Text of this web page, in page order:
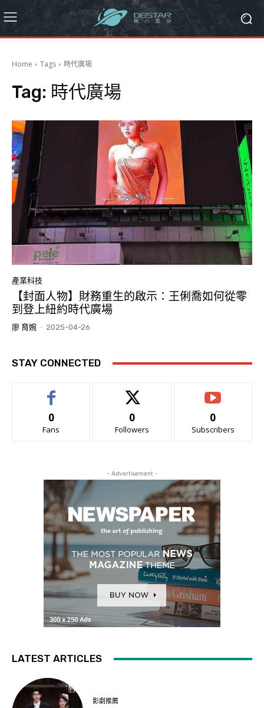
Home Tags 時代廣場
Tag: 時代廣場
產業科技
【封面人物】財務重生的啟示：王俐喬如何從零
到登上紐約時代廣場
廖 育婉 - 2025-04-26
STAY CONNECTED
0
Fans
0
Followers
0
Subscribers
- Advertisement -
LATEST ARTICLES
影劇推薦